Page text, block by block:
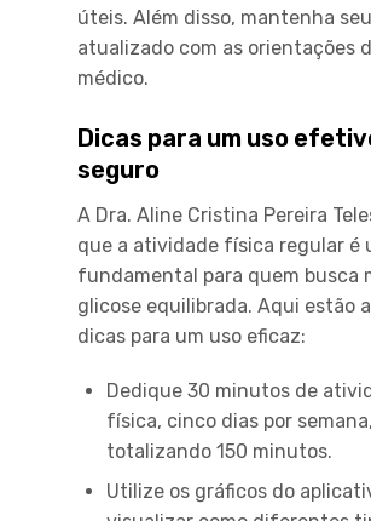
úteis. Além disso, mantenha
atualizado com as orientações
médico.
Dicas para um uso
seguro
A Dra. Aline Cristina Pereira
que a atividade física regular é
fundamental para quem busca
glicose equilibrada. Aqui estão
dicas para um uso eficaz:
Dedique 30 minutos de
física, cinco dias por semana,
totalizando 150 minutos.
Utilize os gráficos do